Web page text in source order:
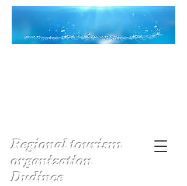
Regional tourism
organization
Dudince